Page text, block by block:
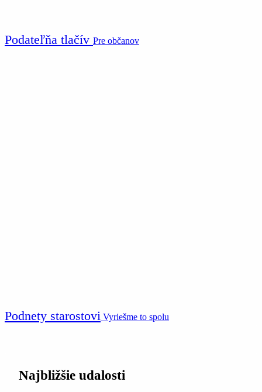
Podateľňa tlačív Pre občanov
Podnety starostovi Vyriešme to spolu
Najbližšie udalosti